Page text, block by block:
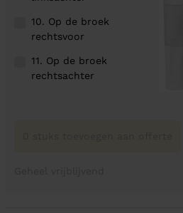
10. Op de broek
rechtsvoor
11. Op de broek
rechtsachter